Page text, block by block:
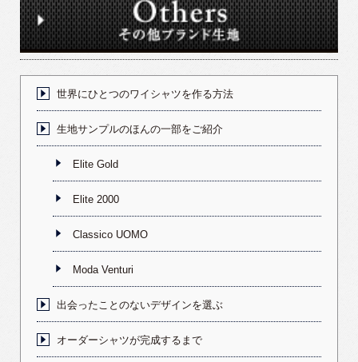
世界にひとつのワイシャツを作る方法
生地サンプルのほんの一部をご紹介
Elite Gold
Elite 2000
Classico UOMO
Moda Venturi
出会ったことのないデザインを選ぶ
オーダーシャツが完成するまで